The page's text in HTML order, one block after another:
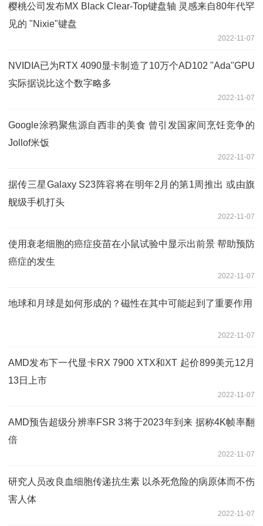
樱桃公司发布MX Black Clear-Top键盘轴 灵感来自80年代罕
见的 "Nixie"键盘
2022-11-07
NVIDIA已为RTX 4090显卡制造了10万个AD102 "Ada"GPU
实际据说比这个数字略多
2022-11-07
Google涂鸦聚焦源自西非的美食 曾引发国家间烹饪竞争的
Jollof米饭
2022-11-07
据传三星Galaxy S23阵容将在明年2月的第1周推出 或由旗
舰级手机打头
2022-11-07
使用衰老细胞的癌症疫苗在小鼠试验中显示出前景 帮助预防
癌症的发生
2022-11-07
地球和月球是如何形成的？磁性在其中可能起到了重要作用
2022-11-07
AMD发布下一代显卡RX 7900 XTX和XT 起价899美元12月
13日上市
2022-11-07
AMD预告超级分辨率FSR 3将于2023年到来 据称4K帧率翻
倍
2022-11-07
研究人员改良血细胞传递抗生素 以杀死危险的病原体而不伤
害人体
2022-11-07